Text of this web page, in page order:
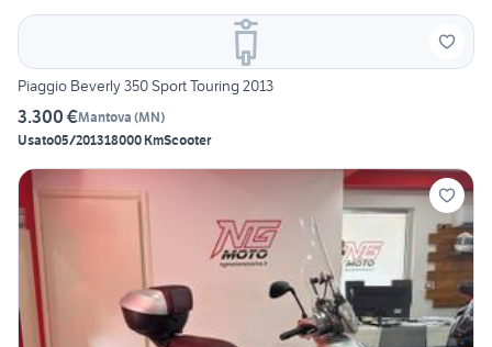
Piaggio Beverly 350 Sport Touring 2013
3.300 €Mantova (MN)
Usato05/201318000 KmScooter